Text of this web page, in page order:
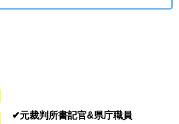
✔元裁判所書記官&県庁職員